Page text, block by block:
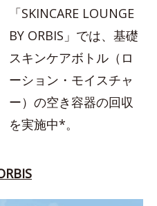
「SKINCARE LOUNGE
BY ORBIS」では、基礎
スキンケアボトル（ロ
ーション・モイスチャ
ー）の空き容器の回収
を実施中*。